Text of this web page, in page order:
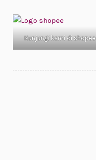
Kunjungi kami di shopee